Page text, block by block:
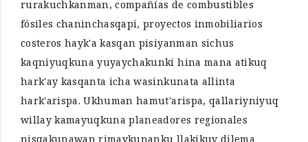
rurakuchkanman, compañías de combustibles
fósiles chaninchasqapi, proyectos inmobiliarios
costeros hayk'a kasqan pisiyanman sichus
kaqniyuqkuna yuyaychakunki hina mana atikuq
hark'ay kasqanta icha wasinkunata allinta
hark'arispa. Ukhuman hamut'arispa, qallariyniyuq
willay kamayuqkuna planeadores regionales
nisqakunawan rimaykunanku llakikuy dilema